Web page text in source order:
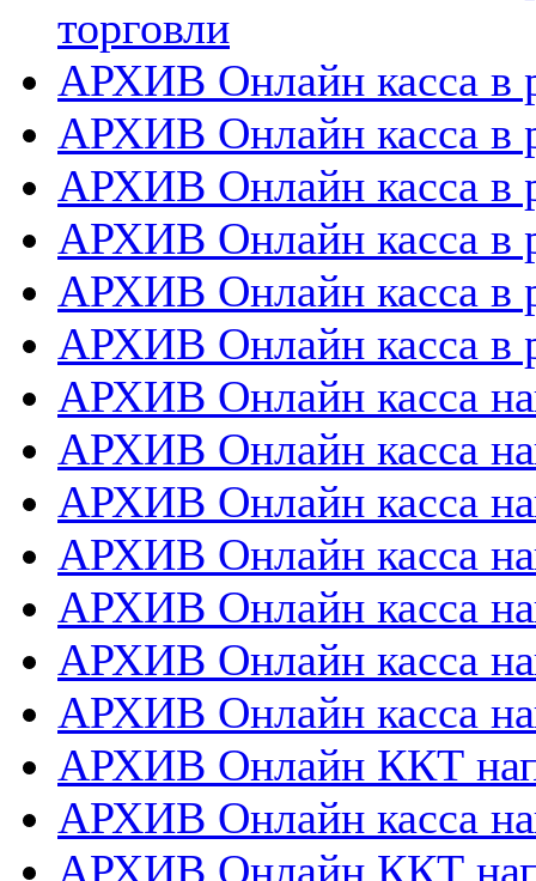
торговли
АРХИВ Онлайн касса в
АРХИВ Онлайн касса в
АРХИВ Онлайн касса в
АРХИВ Онлайн касса в
АРХИВ Онлайн касса в
АРХИВ Онлайн касса в
АРХИВ Онлайн касса
АРХИВ Онлайн касса
АРХИВ Онлайн касса
АРХИВ Онлайн касса
АРХИВ Онлайн касса
АРХИВ Онлайн касса
АРХИВ Онлайн касса
АРХИВ Онлайн ККТ
АРХИВ Онлайн касса
АРХИВ Онлайн ККТ